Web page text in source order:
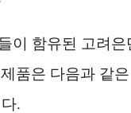
이 함유된 고려은
품은 다음과 같
.